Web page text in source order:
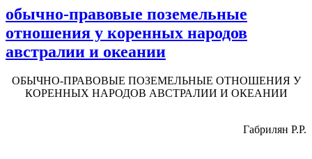
обычно-правовые поземельные
отношения у коренных народов
австралии и океании
ОБЫЧНО-ПРАВОВЫЕ ПОЗЕМЕЛЬНЫЕ ОТНОШЕНИЯ У
КОРЕННЫХ НАРОДОВ АВСТРАЛИИ И ОКЕАНИИ
Габрилян Р.Р.